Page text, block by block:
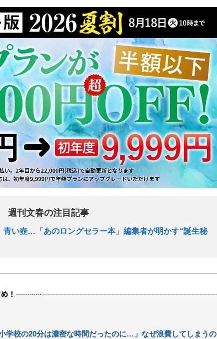
週刊文春の注目記事
青い壺…「あのロングセラー本」編集者が明かす“誕生秘
学校の20分は濃密な時間だったのに…」なぜ浪費してしまうの